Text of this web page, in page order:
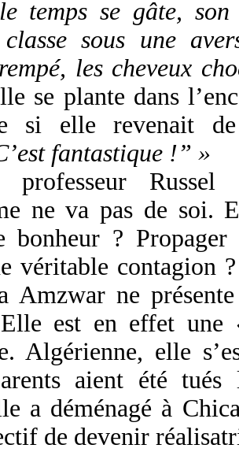
temps se gâte, son
sous une
les cheveux
se plante dans
si elle revenait
fantastique !” »
professeur
ne va pas de soi.
bonheur ?
véritable contagion
Amzwar ne
Elle est en effet une
Algérienne, elle
aient été tués
a déménagé à
de devenir